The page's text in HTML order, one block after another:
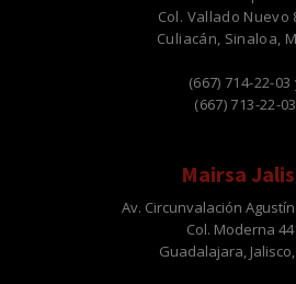
Col. Vallado Nuevo
Culiacán, Sinaloa,
(667) 714-22-03
(667) 713-22-03
Mairsa
Av. Circunvalación
Col. Moderna
Guadalajara,